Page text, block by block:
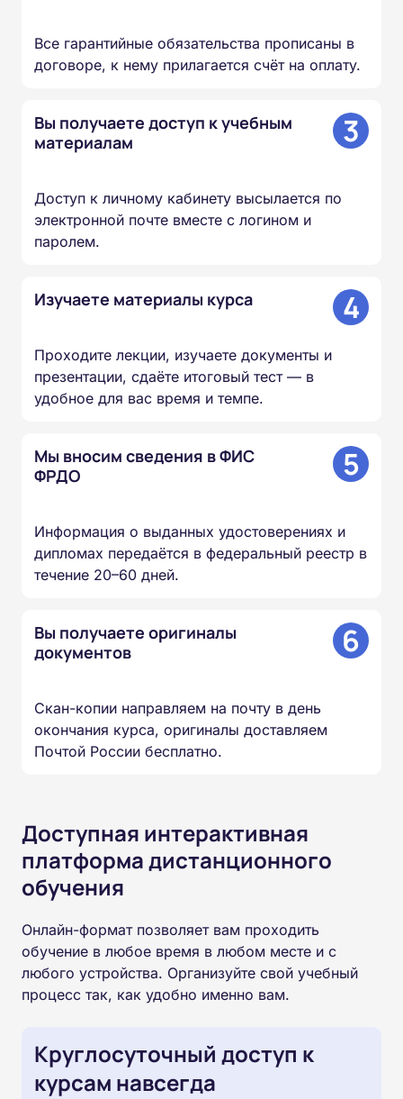
Все гарантийные обязательства прописаны в
договоре, к нему прилагается счёт на оплату.
Вы получаете доступ к учебным
материалам
3
Доступ к личному кабинету высылается по
электронной почте вместе с логином и
паролем.
Изучаете материалы курса 4
Проходите лекции, изучаете документы и
презентации, сдаёте итоговый тест — в
удобное для вас время и темпе.
Мы вносим сведения в ФИС
ФРДО
5
Информация о выданных удостоверениях и
дипломах передаётся в федеральный реестр в
течение 20–60 дней.
Вы получаете оригиналы
документов
6
Скан-копии направляем на почту в день
окончания курса, оригиналы доставляем
Почтой России бесплатно.
Доступная интерактивная
платформа дистанционного
обучения
Онлайн-формат позволяет вам проходить
обучение в любое время в любом месте и с
любого устройства. Организуйте свой учебный
процесс так, как удобно именно вам.
Круглосуточный доступ к
курсам навсегда